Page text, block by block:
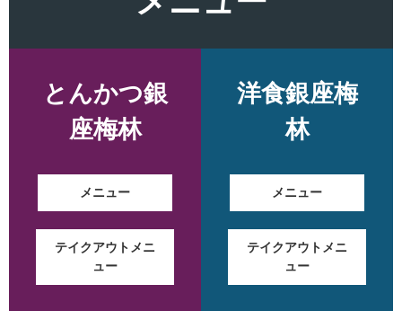
とんかつ銀
座梅林
メニュー
テイクアウトメニ
ュー
洋食銀座梅
林
メニュー
テイクアウトメニ
ュー